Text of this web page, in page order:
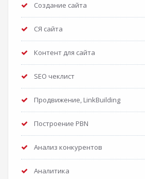
Создание сайта
СЯ сайта
Контент для сайта
SEO чеклист
Продвижение, LinkBuilding
Построение PBN
Анализ конкурентов
Аналитика